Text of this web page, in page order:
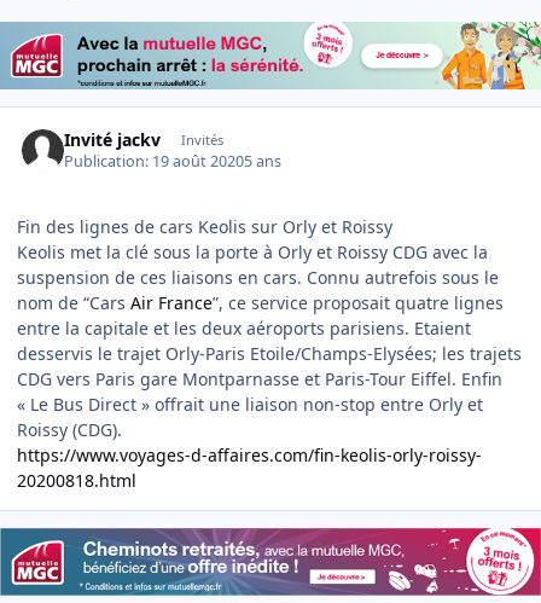
Invité jackv Invités
Publication: 19 août 20205 ans
Fin des lignes de cars Keolis sur Orly et Roissy
Keolis met la clé sous la porte à Orly et Roissy CDG avec la
suspension de ces liaisons en cars. Connu autrefois sous le
nom de “Cars Air France”, ce service proposait quatre lignes
entre la capitale et les deux aéroports parisiens. Etaient
desservis le trajet Orly-Paris Etoile/Champs-Elysées; les trajets
CDG vers Paris gare Montparnasse et Paris-Tour Eiffel. Enfin
« Le Bus Direct » offrait une liaison non-stop entre Orly et
Roissy (CDG).
https://www.voyages-d-affaires.com/fin-keolis-orly-roissy-
20200818.html